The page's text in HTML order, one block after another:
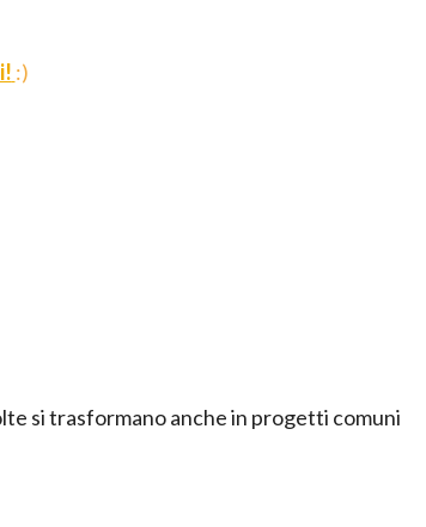
:)
si trasformano anche in progetti comuni